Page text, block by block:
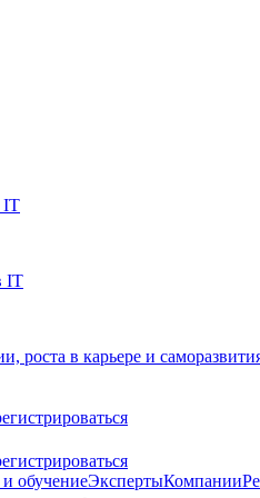
IT
IT
роста в карьере и
обучениеЭкспертыКомпании